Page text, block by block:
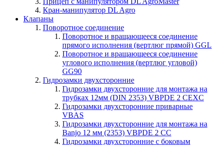
Кран-манипулятор DL Agro
Клапаны
Поворотное соединение
Поворотное и вращающееся соединение
прямого исполнения (вертлюг прямой) GGL
Поворотное и вращающееся соединение
углового исполнения (вертлюг угловой)
GG90
Гидрозамки двухсторонние
Гидрозамки двухсторонние для монтажа на
трубках 12мм (DIN 2353) VBPDE 2 CEXC
Гидрозамки двухсторонние приварные
VBAS
Гидрозамки двухсторонние для монтажа на
Banjo 12 мм (2353) VBPDE 2 CC
Гидрозамки двухсторонние с боковым